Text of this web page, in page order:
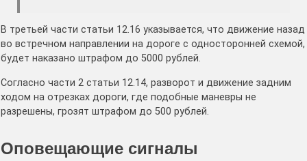
В третьей части статьи 12.16 указывается, что движение назад
во встречном направлении на дороге с односторонней схемой,
будет наказано штрафом до 5000 рублей.
Согласно части 2 статьи 12.14, разворот и движение задним
ходом на отрезках дороги, где подобные маневры не
разрешены, грозят штрафом до 500 рублей.
Оповещающие сигналы